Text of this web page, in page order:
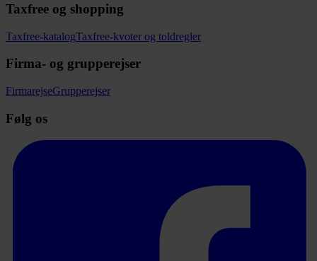
Taxfree og shopping
Taxfree-katalogTaxfree-kvoter og toldregler
Firma- og grupperejser
FirmarejseGrupperejser
Følg os